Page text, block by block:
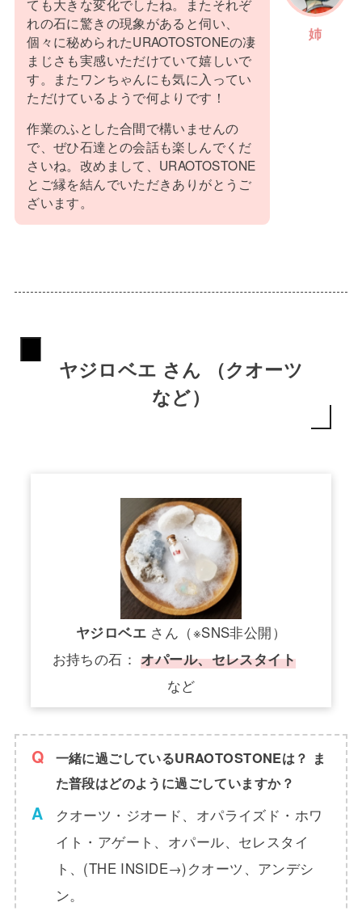
姉
ても大きな変化でしたね。またそれぞ
れの石に驚きの現象があると伺い、
個々に秘められたURAOTOSTONEの凄
まじさも実感いただけていて嬉しいで
す。またワンちゃんにも気に入ってい
ただけているようで何よりです！
作業のふとした合間で構いませんの
で、ぜひ石達との会話も楽しんでくだ
さいね。改めまして、URAOTOSTONE
とご縁を結んでいただきありがとうご
ざいます。
ヤジロベエ さん （クオーツ
など）
ヤジロベエ さん（※SNS非公開）
お持ちの石：オパール、セレスタイト
など
一緒に過ごしているURAOTOSTONEは？ ま
た普段はどのように過ごしていますか？
クオーツ・ジオード、オパライズド・ホワ
イト・アゲート、オパール、セレスタイ
ト、(THE INSIDE→)クオーツ、アンデシ
ン。